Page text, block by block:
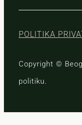
POLITIKA
Copyright ©
politiku.